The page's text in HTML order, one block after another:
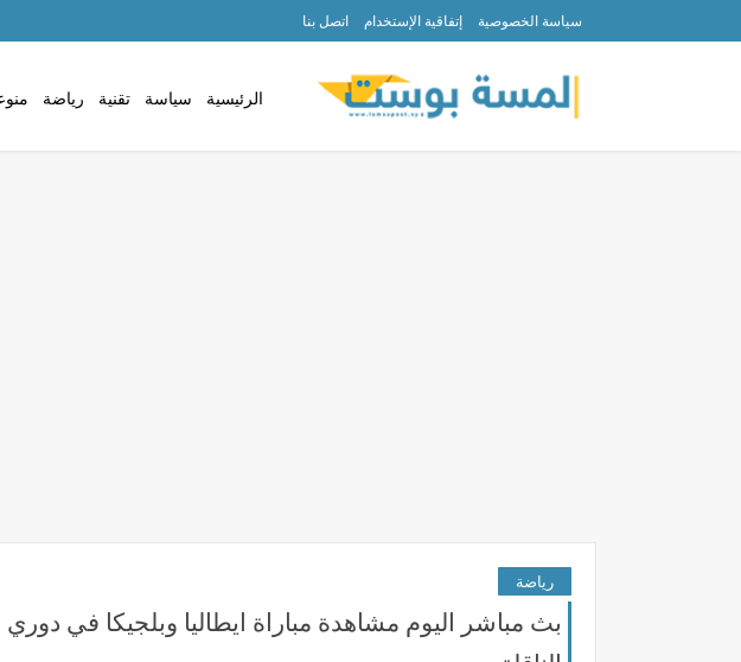
سياسة الخصوصية إتفاقية الإستخدام اتصل بنا
الرئيسية سياسة تقنية رياضة
رياضة
بث مباشر اليوم مشاهدة مباراة ايطاليا وبلجيكا في دوري